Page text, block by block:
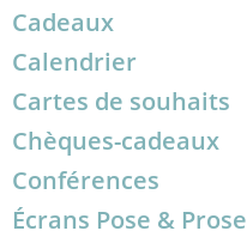
Cadeaux
Calendrier
Cartes de souhaits
Chèques-cadeaux
Conférences
Écrans Pose & Prose